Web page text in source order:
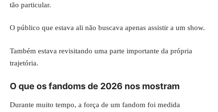
tão particular.
O público que estava ali não buscava apenas assistir a um show.
Também estava revisitando uma parte importante da própria
trajetória.
O que os fandoms de 2026 nos mostram
Durante muito tempo, a força de um fandom foi medida